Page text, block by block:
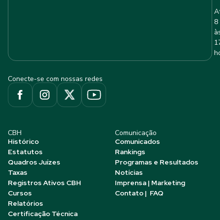
8
Conecte-se com nossas redes
CBH
Histórico
Estatutos
Quadros Juízes
Taxas
Registros Ativos CBH
Cursos
Relatórios
Certificação Técnica
Comunicação
Comunicados
Rankings
Programas e Resultados
Notícias
Imprensa | Marketing
Contato | FAQ